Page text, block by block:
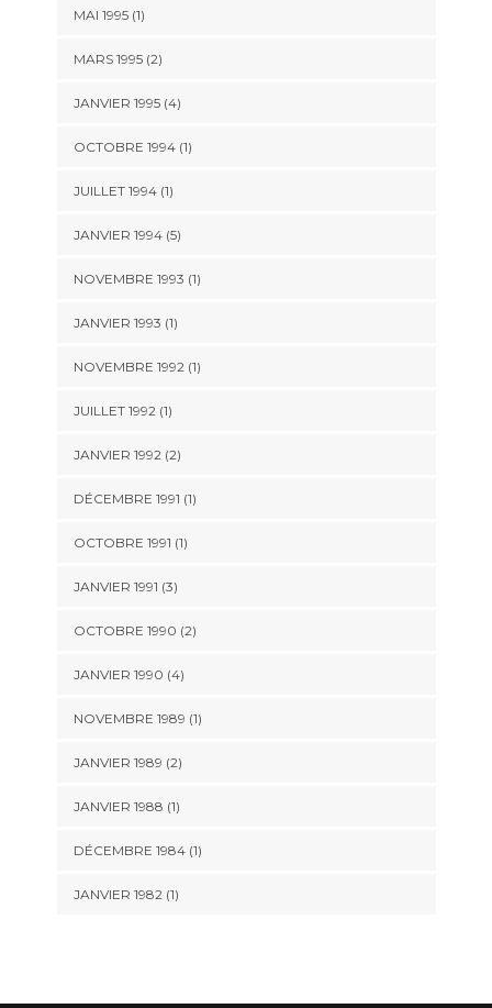
MAI 1995 (1)
MARS 1995 (2)
JANVIER 1995 (4)
OCTOBRE 1994 (1)
JUILLET 1994 (1)
JANVIER 1994 (5)
NOVEMBRE 1993 (1)
JANVIER 1993 (1)
NOVEMBRE 1992 (1)
JUILLET 1992 (1)
JANVIER 1992 (2)
DÉCEMBRE 1991 (1)
OCTOBRE 1991 (1)
JANVIER 1991 (3)
OCTOBRE 1990 (2)
JANVIER 1990 (4)
NOVEMBRE 1989 (1)
JANVIER 1989 (2)
JANVIER 1988 (1)
DÉCEMBRE 1984 (1)
JANVIER 1982 (1)